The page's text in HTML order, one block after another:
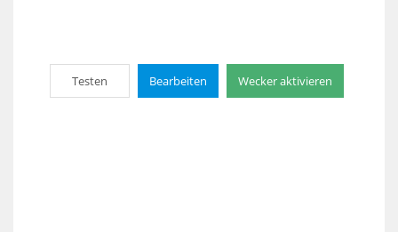
Testen Bearbeiten Wecker aktivieren